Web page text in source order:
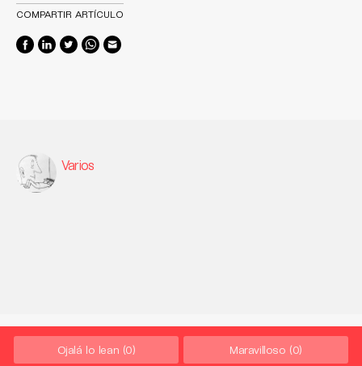
COMPARTIR ARTÍCULO
Varios
Ojalá lo lean (0) Maravilloso (0)